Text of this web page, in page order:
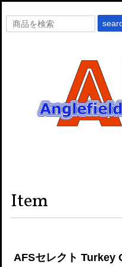
Item
AFSセレクト Turkey